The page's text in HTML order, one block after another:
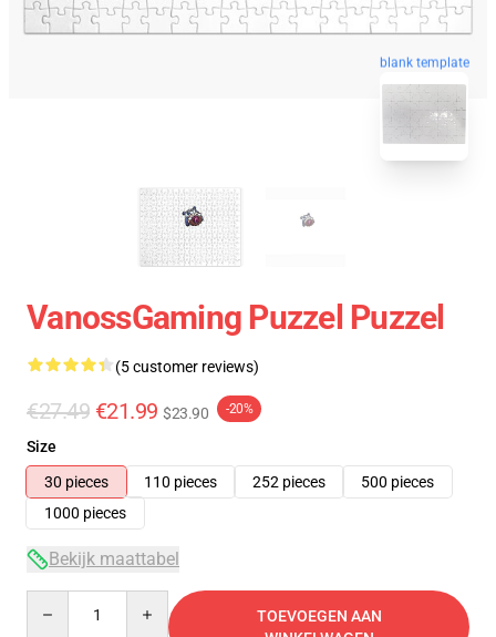
blank template
VanossGaming Puzzel Puzzel
(5 customer reviews)
€27.49 €21.99 $23.90 -20%
Size
30 pieces
110 pieces 252 pieces
500 pieces
1000 pieces
Bekijk maattabel
TOEVOEGEN AAN